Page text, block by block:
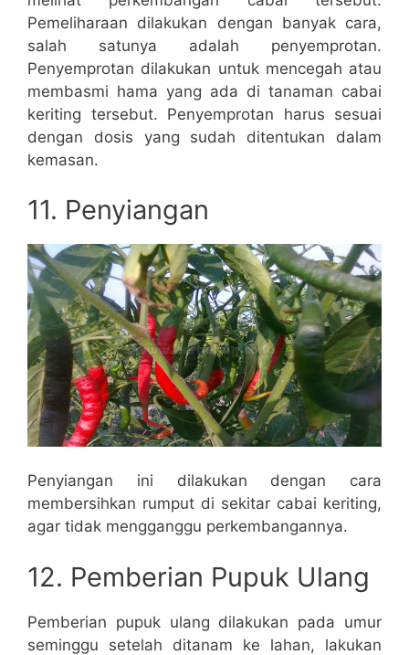
Pemeliharaan dilakukan dengan banyak cara,
salah satunya adalah penyemprotan.
Penyemprotan dilakukan untuk mencegah atau
membasmi hama yang ada di tanaman cabai
keriting tersebut. Penyemprotan harus sesuai
dengan dosis yang sudah ditentukan dalam
kemasan.
11. Penyiangan
Penyiangan ini dilakukan dengan cara
membersihkan rumput di sekitar cabai keriting,
agar tidak mengganggu perkembangannya.
12. Pemberian Pupuk Ulang
Pemberian pupuk ulang dilakukan pada umur
seminggu setelah ditanam ke lahan, lakukan